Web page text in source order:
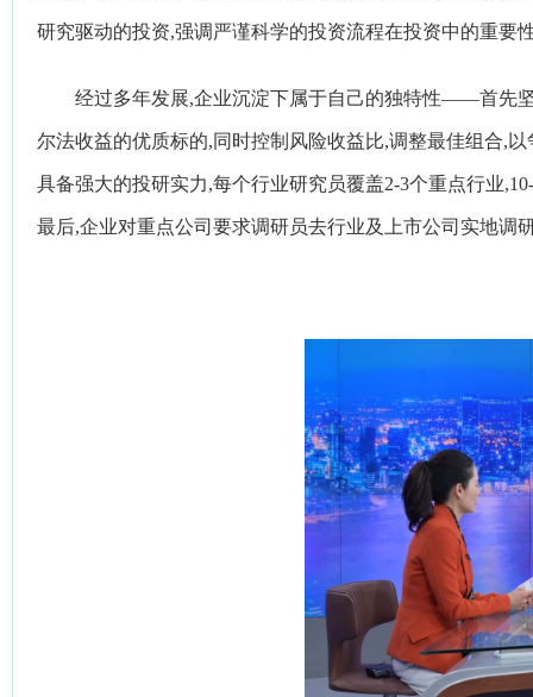
研究驱动的投资,强调严谨科学的投资流程在投资中的重要
经过多年发展,企业沉淀下属于自己的独特性——首先
尔法收益的优质标的,同时控制风险收益比,调整最佳组合,
具备强大的投研实力,每个行业研究员覆盖2-3个重点行业
最后,企业对重点公司要求调研员去行业及上市公司实地调